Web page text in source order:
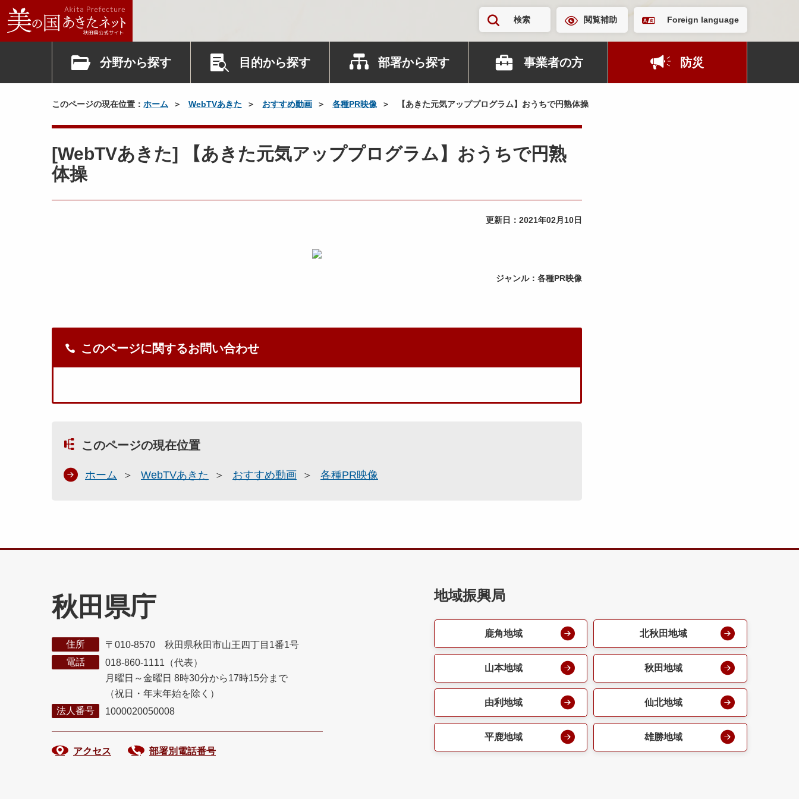
検索 閲覧補助 Foreign language
分野から探す 目的から探す 部署から探す 事業者の方 防災
このページの現在位置： ホーム WebTVあきた おすすめ動画 各種PR映像 【あきた元気アッププログラム】おうちで円熟体操
[WebTVあきた] 【あきた元気アッププログラム】おうちで円熟
体操
更新日： 2021年02月10日
ジャンル：各種PR映像
このページに関するお問い合わせ
このページの現在位置
ホーム WebTVあきた おすすめ動画 各種PR映像
秋田県庁
住所
〒010-8570 秋田県秋田市山王四丁目1番1号
電話
018-860-1111（代表）
月曜日～金曜日 8時30分から17時15分まで
（祝日・年末年始を除く）
法人番号
1000020050008
アクセス 部署別電話番号
地域振興局
鹿角地域 北秋田地域
山本地域 秋田地域
由利地域 仙北地域
平鹿地域 雄勝地域